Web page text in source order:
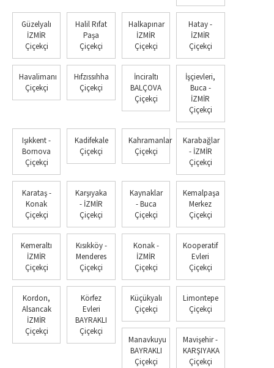
Güzelyalı
İZMİR
Çiçekçi
Halil Rıfat
Paşa
Çiçekçi
Halkapınar
İZMİR
Çiçekçi
Hatay -
İZMİR
Çiçekçi
Havalimanı
Çiçekçi
Hıfzıssıhha
Çiçekçi
İnciraltı
BALÇOVA
Çiçekçi
İşçievleri,
Buca -
İZMİR
Çiçekçi
Işıkkent -
Bornova
Çiçekçi
Kadifekale
Çiçekçi
Kahramanlar
Çiçekçi
Karabağlar
- İZMİR
Çiçekçi
Karataş -
Konak
Çiçekçi
Karşıyaka
- İZMİR
Çiçekçi
Kaynaklar
- Buca
Çiçekçi
Kemalpaşa
Merkez
Çiçekçi
Kemeraltı
İZMİR
Çiçekçi
Kısıkköy -
Menderes
Çiçekçi
Konak -
İZMİR
Çiçekçi
Kooperatif
Evleri
Çiçekçi
Kordon,
Alsancak
İZMİR
Çiçekçi
Körfez
Evleri
BAYRAKLI
Çiçekçi
Küçükyalı
Çiçekçi
Limontepe
Çiçekçi
Manavkuyu
BAYRAKLI
Çiçekçi
Mavişehir -
KARŞIYAKA
Çiçekçi